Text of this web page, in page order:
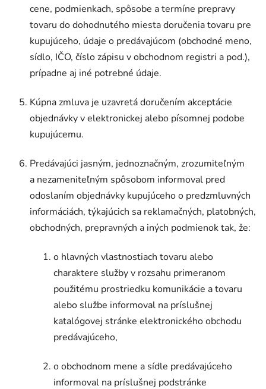
cene, podmienkach, spôsobe a termíne prepravy
tovaru do dohodnutého miesta doručenia tovaru pre
kupujúceho, údaje o predávajúcom (obchodné meno,
sídlo, IČO, číslo zápisu v obchodnom registri a pod.),
prípadne aj iné potrebné údaje.
Kúpna zmluva je uzavretá doručením akceptácie
objednávky v elektronickej alebo písomnej podobe
kupujúcemu.
Predávajúci jasným, jednoznačným, zrozumiteľným
a nezameniteľným spôsobom informoval pred
odoslaním objednávky kupujúceho o predzmluvných
informáciách, týkajúcich sa reklamačných, platobných,
obchodných, prepravných a iných podmienok tak, že:
o hlavných vlastnostiach tovaru alebo
charaktere služby v rozsahu primeranom
použitému prostriedku komunikácie a tovaru
alebo službe informoval na príslušnej
katalógovej stránke elektronického obchodu
predávajúceho,
o obchodnom mene a sídle predávajúceho
informoval na príslušnej podstránke